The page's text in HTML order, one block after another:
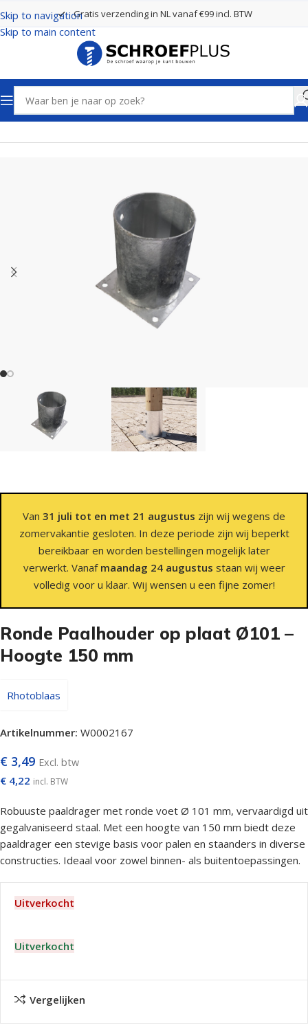
Skip to navigation
Skip to main content
Gratis verzending in NL vanaf €99 incl. BTW
Home Paaldragers Ronde Paalhouder op plaat
Van 31 juli tot en met 21 augustus zijn wij wegens de
zomervakantie gesloten. In deze periode zijn wij beperkt
bereikbaar en worden bestellingen mogelijk later
verwerkt. Vanaf maandag 24 augustus staan wij weer
volledig voor u klaar. Wij wensen u een fijne zomer!
Ronde Paalhouder op plaat Ø101 –
Hoogte 150 mm
Rhotoblaas
Artikelnummer: W0002167
€ 3,49 Excl. btw
€ 4,22 incl. BTW
Robuuste paaldrager met ronde voet Ø 101 mm, vervaardigd uit
gegalvaniseerd staal. Met een hoogte van 150 mm biedt deze
paaldrager een stevige basis voor palen en staanders in diverse
constructies. Ideaal voor zowel binnen- als buitentoepassingen.
Uitverkocht
Uitverkocht
Vergelijken